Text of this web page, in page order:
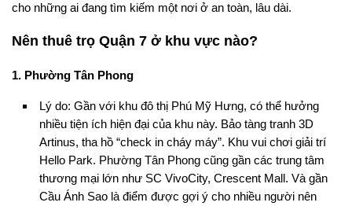
cho những ai đang tìm kiếm một nơi ở an toàn, lâu dài.
Nên thuê trọ Quận 7 ở khu vực nào?
1. Phường Tân Phong
Lý do: Gần với khu đô thị Phú Mỹ Hưng, có thể hưởng
nhiều tiện ích hiện đại của khu này. Bảo tàng tranh 3D
Artinus, tha hồ “check in cháy máy”. Khu vui chơi giải trí
Hello Park. Phường Tân Phong cũng gần các trung tâm
thương mại lớn như SC VivoCity, Crescent Mall. Và gần
Cầu Ánh Sao là điểm được gợi ý cho nhiều người nên